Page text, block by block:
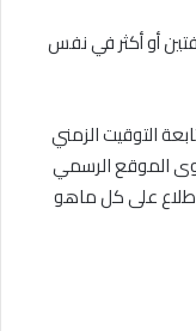
أو أكثر في نفس
التوقيت الزمني
الموقع الرسمي
على كل ماهو